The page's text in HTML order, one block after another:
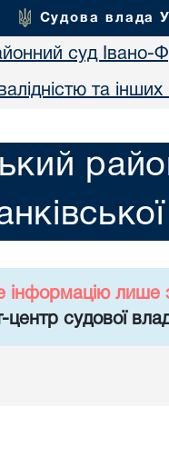
Судова влада
суд Івано-
та
інформацію лише
центр судової